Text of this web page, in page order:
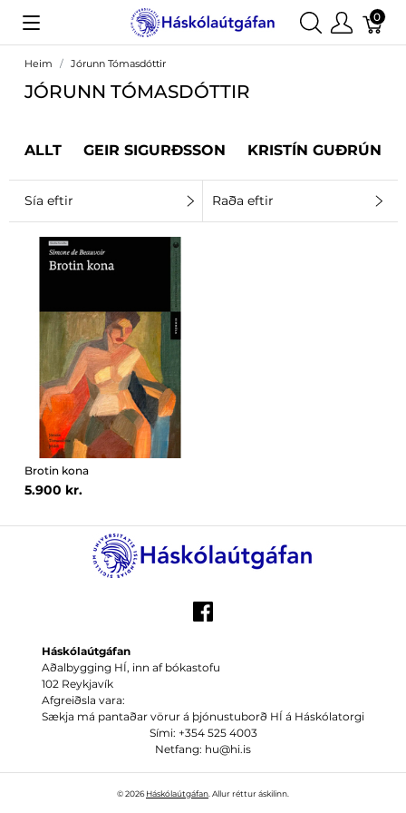
0
Heim Jórunn Tómasdóttir
JÓRUNN TÓMASDÓTTIR
ALLT GEIR SIGURÐSSON KRISTÍN GUÐRÚN
Sía eftir Raða eftir
Brotin kona
5.900 kr.
Háskólaútgáfan
Aðalbygging HÍ, inn af bókastofu
102 Reykjavík
Afgreiðsla vara:
Sækja má pantaðar vörur á þjónustuborð HÍ á Háskólatorgi
Sími: +354 525 4003
Netfang: hu@hi.is
© 2026Háskólaútgáfan . Allur réttur áskilinn.